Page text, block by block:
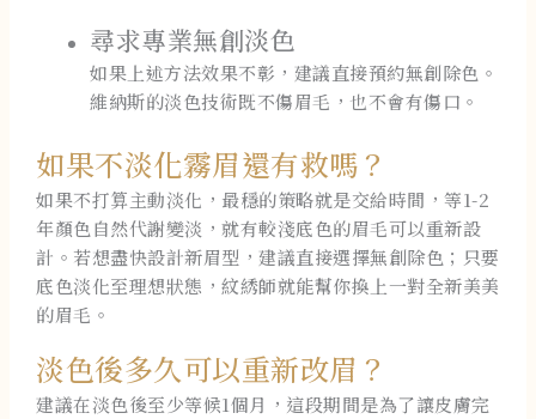
尋求專業無創淡色
如果上述方法效果不彰，建議直接預約無創除色。
維納斯的淡色技術既不傷眉毛，也不會有傷口。
如果不淡化霧眉還有救嗎？
如果不打算主動淡化，最穩的策略就是交給時間，等1-2
年顏色自然代謝變淡，就有較淺底色的眉毛可以重新設
計。若想盡快設計新眉型，建議直接選擇無創除色；只要
底色淡化至理想狀態，紋綉師就能幫你換上一對全新美美
的眉毛。
淡色後多久可以重新改眉？
建議在淡色後至少等候1個月，這段期間是為了讓皮膚完